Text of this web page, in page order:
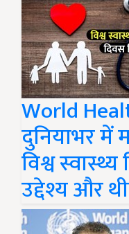
World
दुनियाभर में
विश्व
उद्देश्य और